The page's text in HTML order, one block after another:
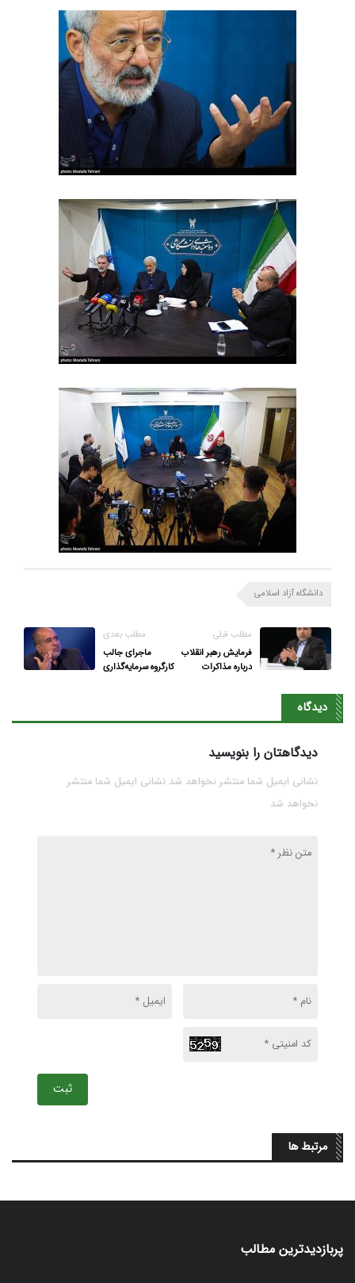
دانشگاه آزاد اسلامی
مطلب قبلی
فرمایش رهبر انقلاب
درباره مذاکرات
مطلب بعدی
ماجرای جالب
کارگروه سرمایه‌گذاری
دیدگاه
دیدگاهتان را بنویسید
نشانی ایمیل شما منتشر نخواهد شد نشانی ایمیل شما منتشر
نخواهد شد
ثبت
مرتبط ها
پربازدیدترین مطالب